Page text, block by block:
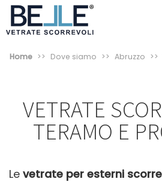
Home Dove siamo Abruzzo
VETRATE
TERAMO E
Le vetrate per esterni